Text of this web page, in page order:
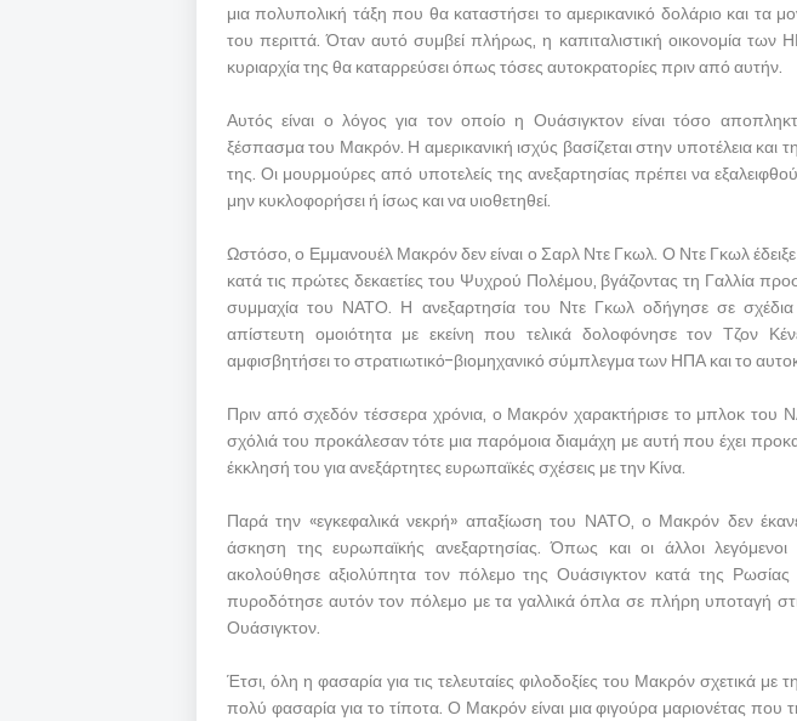
μια πολυπολική τάξη που θα καταστήσει το αμερικανικό δολάριο και τα
του περιττά. Όταν αυτό συμβεί πλήρως, η καπιταλιστική οικονομία των
κυριαρχία της θα καταρρεύσει όπως τόσες αυτοκρατορίες πριν από αυτήν.
Αυτός είναι ο λόγος για τον οποίο η Ουάσιγκτον είναι τόσο
ξέσπασμα του Μακρόν. Η αμερικανική ισχύς βασίζεται στην υποτέλεια
της. Οι μουρμούρες από υποτελείς της ανεξαρτησίας πρέπει να
μην κυκλοφορήσει ή ίσως και να υιοθετηθεί.
Ωστόσο, ο Εμμανουέλ Μακρόν δεν είναι ο Σαρλ Ντε Γκωλ. Ο Ντε Γκωλ έδειξε
κατά τις πρώτες δεκαετίες του Ψυχρού Πολέμου, βγάζοντας τη Γαλλία
συμμαχία του ΝΑΤΟ. Η ανεξαρτησία του Ντε Γκωλ οδήγησε σε σχέδια
απίστευτη ομοιότητα με εκείνη που τελικά δολοφόνησε τον Τζον
αμφισβητήσει το στρατιωτικό-βιομηχανικό σύμπλεγμα των ΗΠΑ και το
Πριν από σχεδόν τέσσερα χρόνια, ο Μακρόν χαρακτήρισε το μπλοκ του
σχόλιά του προκάλεσαν τότε μια παρόμοια διαμάχη με αυτή που έχει
έκκλησή του για ανεξάρτητες ευρωπαϊκές σχέσεις με την Κίνα.
Παρά την «εγκεφαλικά νεκρή» απαξίωση του ΝΑΤΟ, ο Μακρόν δεν
άσκηση της ευρωπαϊκής ανεξαρτησίας. Όπως και οι άλλοι
ακολούθησε αξιολύπητα τον πόλεμο της Ουάσιγκτον κατά της
πυροδότησε αυτόν τον πόλεμο με τα γαλλικά όπλα σε πλήρη υποταγή
Ουάσιγκτον.
Έτσι, όλη η φασαρία για τις τελευταίες φιλοδοξίες του Μακρόν σχετικά με
πολύ φασαρία για το τίποτα. Ο Μακρόν είναι μια φιγούρα μαριονέτας που